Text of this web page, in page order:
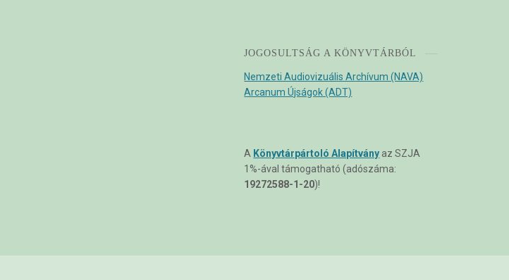
JOGOSULTSÁG A KÖNYVTÁRBÓL
Nemzeti Audiovizuális Archívum (NAVA)
Arcanum Újságok (ADT)
A Könyvtárpártoló Alapítvány az SZJA
1%-ával támogatható (adószáma:
19272588-1-20)!